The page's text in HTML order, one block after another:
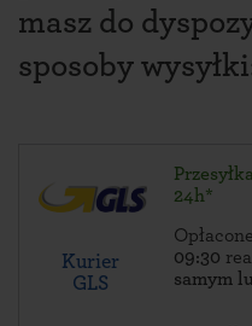
masz do
sposoby
Kurier
GLS
24h*
09:30
samym